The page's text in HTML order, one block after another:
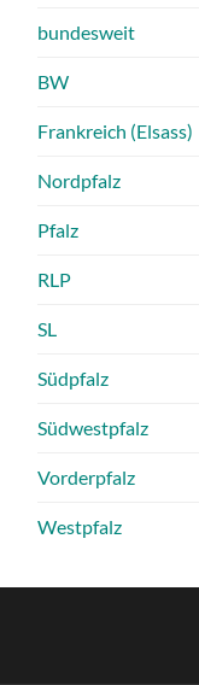
bundesweit
BW
Frankreich (Elsass)
Nordpfalz
Pfalz
RLP
SL
Südpfalz
Südwestpfalz
Vorderpfalz
Westpfalz